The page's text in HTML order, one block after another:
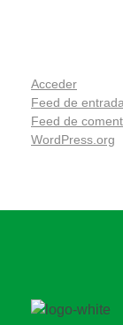
Acceder
Feed de
Feed de
WordPress.org